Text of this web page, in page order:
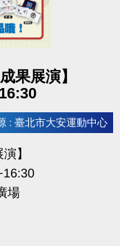
果展演】
: 臺北市大安運動中心
】
場